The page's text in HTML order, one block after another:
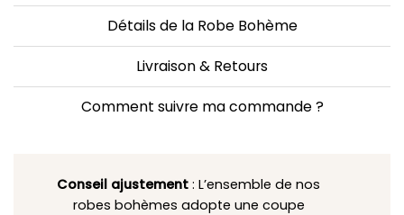
Détails de la Robe Bohème
Livraison & Retours
Comment suivre ma commande ?
Conseil ajustement : L’ensemble de nos
robes bohèmes adopte une coupe